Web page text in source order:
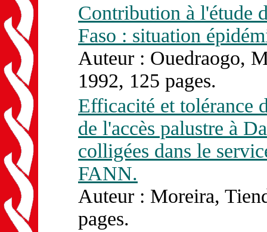
Contribution à l'étude
Faso : situation
Auteur : Ouedraogo,
1992, 125 pages.
Efficacité et tolérance
de l'accès palustre à
colligées dans le
FANN.
Auteur : Moreira,
pages.